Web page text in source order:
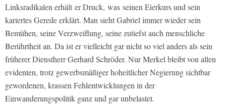
Linksradikalen erhält er Druck, was seinen Eierkurs und sein
kariertes Gerede erklärt. Man sieht Gabriel immer wieder sein
Bemühen, seine Verzweiflung, seine zutiefst auch menschliche
Berührtheit an. Da ist er vielleicht gar nicht so viel anders als sein
früherer Dienstherr Gerhard Schröder. Nur Merkel bleibt von allen
evidenten, trotz gewerbsmäßiger hoheitlicher Negierung sichtbar
gewordenen, krassen Fehlentwicklungen in der
Einwanderungspolitik ganz und gar unbelastet.